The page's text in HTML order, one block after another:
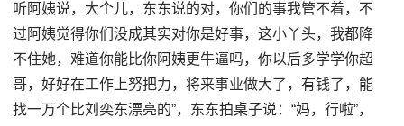
听阿姨说，大个儿，东东说的对，你们的事我管不着，不
过阿姨觉得你们没成其实对你是好事，这小丫头，我都降
不住她，难道你能比你阿姨更牛逼吗，你以后多学学你超
哥，好好在工作上努把力，将来事业做大了，有钱了，能
找一万个比刘奕东漂亮的”，东东拍桌子说：“妈，行啦”，